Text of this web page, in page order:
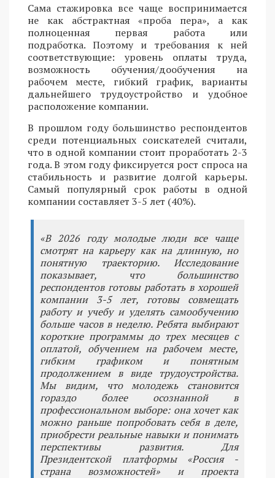
Сама стажировка все чаще воспринимается
не как абстрактная «проба пера», а как
полноценная первая работа или
подработка. Поэтому и требования к ней
соответствующие: уровень оплаты труда,
возможность обучения/дообучения на
рабочем месте, гибкий график, варианты
дальнейшего трудоустройство и удобное
расположение компании.
В прошлом году большинство респондентов
среди потенциальных соискателей считали,
что в одной компании стоит проработать 2-3
года. В этом году фиксируется рост спроса на
стабильность и развитие долгой карьеры.
Самый популярный срок работы в одной
компании составляет 3-5 лет (40%).
«В 2026 году молодые люди все чаще
смотрят на карьеру как на длинную, но
понятную траекторию. Исследование
показывает, что большинство
респондентов готовы работать в хорошей
компании 3-5 лет, готовы совмещать
работу и учебу и уделять самообучению
больше часов в неделю. Ребята выбирают
короткие программы до трех месяцев с
оплатой, обучением на рабочем месте,
гибким графиком и понятным
продолжением в виде трудоустройства.
Мы видим, что молодежь становится
гораздо более осознанной в
профессиональном выборе: она хочет как
можно раньше попробовать себя в деле,
приобрести реальные навыки и понимать
перспективы развития. Для
Президентской платформы «Россия -
страна возможностей» и проекта